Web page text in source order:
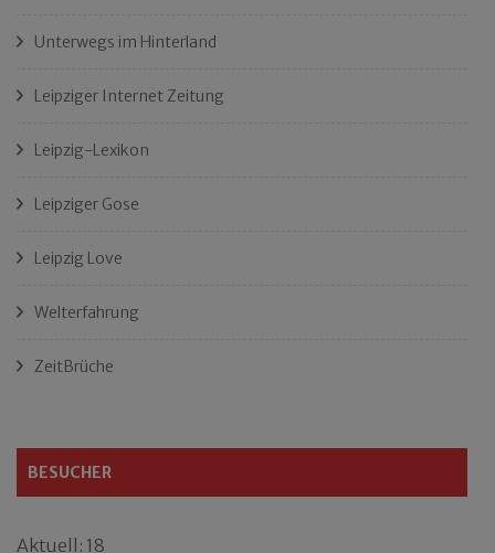
Unterwegs im Hinterland
Leipziger Internet Zeitung
Leipzig-Lexikon
Leipziger Gose
Leipzig Love
Welterfahrung
ZeitBrüche
BESUCHER
Aktuell: 18